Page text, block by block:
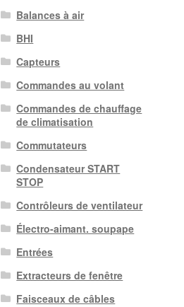
Balances à air
BHI
Capteurs
Commandes au volant
Commandes de chauffage
de climatisation
Commutateurs
Condensateur START
STOP
Contrôleurs de ventilateur
Électro-aimant. soupape
Entrées
Extracteurs de fenêtre
Faisceaux de câbles